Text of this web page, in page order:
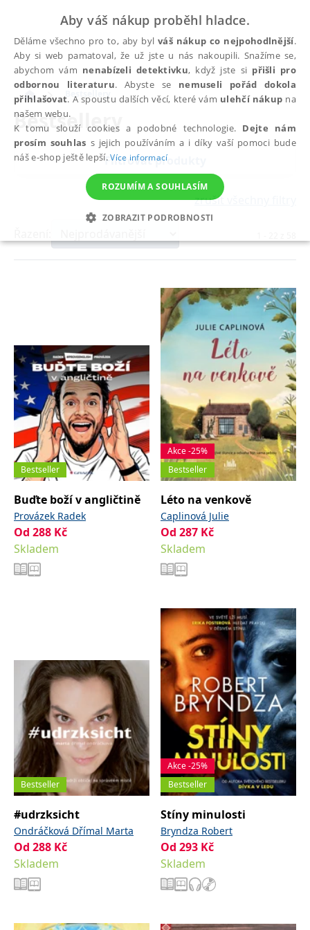
Bestsellery
Bestsellery
Filtrovat produkty
zrušit všechny filtry
Bestseller
Buďte boží v angličtině
Provázek Radek
Od 288 Kč
Skladem
Akce -25%
Bestseller
Léto na venkově
Caplinová Julie
Od 287 Kč
Skladem
Bestseller
#udrzksicht
Ondráčková Dřímal Marta
Od 288 Kč
Skladem
Akce -25%
Bestseller
Stíny minulosti
Bryndza Robert
Od 293 Kč
Skladem
Aby váš nákup proběhl hladce.
Děláme všechno pro to, aby bylváš nákup co nejpohodlnější.
Aby si web pamatoval, že už jste u nás nakoupili. Snažíme se,
abychom vám nenabízeli detektivku, když jste si přišli pro
odbornou literaturu. Abyste se nemuseli pořád dokola
přihlašovat. A spoustu dalších věcí, které vám ulehčí nákup na
našem webu.
K tomu slouží cookies a podobné technologie. Dejte nám
prosím souhlas s jejich používáním a i díky vaší pomoci bude
náš e-shop ještě lepší.Více informací
ROZUMÍM A SOUHLASÍM
ZOBRAZIT PODROBNOSTI
NEZBYTNÉ ANALYTICKÉ MARKETINGOVÉ
Marketingové
Funkční
Nezbytně nutné soubory cookie umožňují základní funkce webových
stránek, jako je přihlášení uživatele a správa účtu. Webové stránky nelze
bez nezbytně nutných souborů cookie správně používat.
Název
Provider /
Doména
Vyprší Popis
CookieScriptConsent
CookieScript
www.grada.cz
1 měsíc
Tento soubor
cookie
používá
služba
Script.com k
fungoval
správně.
www.bambook.cz
Zavřením
prohlížeče
Cookie
generovaný
aplikacemi
založenými
na jazyce
PHP. Toto je
univerzální
identifikátor
používaný k
udržování
proměnných
relací
uživatelů.
Obvykle se
jedná o
náhodně
vygenerované
číslo, jeho
použití může